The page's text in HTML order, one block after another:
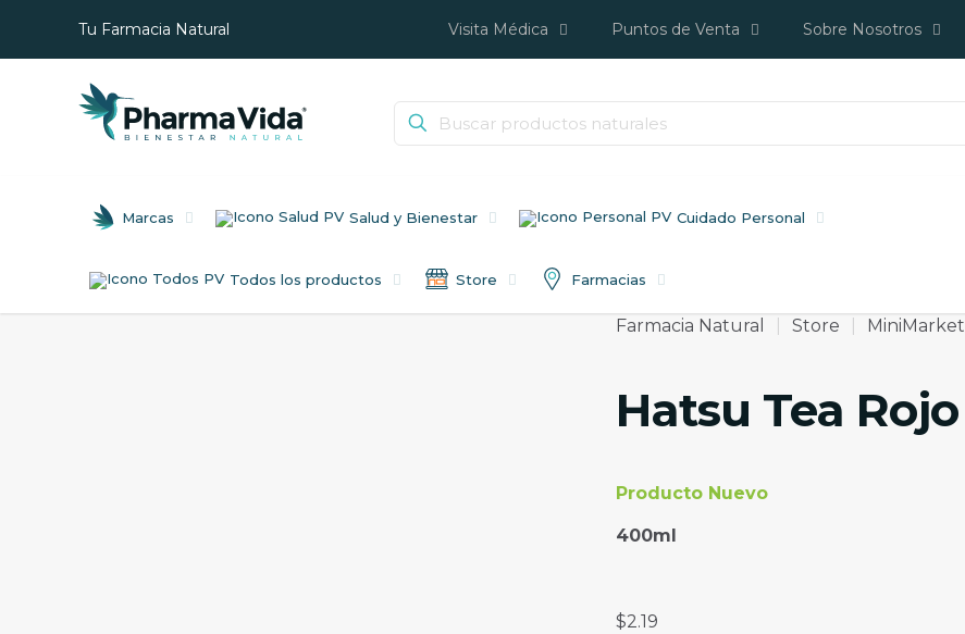
Tu Farmacia Natural Visita Médica Puntos de Venta Sobre Nosotros
Marcas Salud y Bienestar Cuidado Personal
Todos los productos Store Farmacias
Farmacia Natural Store MiniMarket
Hatsu Tea Rojo
Producto Nuevo
400ml
$2.19